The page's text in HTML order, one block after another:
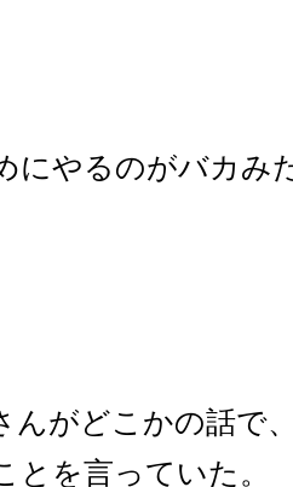
にやるのがバカみ
んがどこかの話で
とを言っていた。